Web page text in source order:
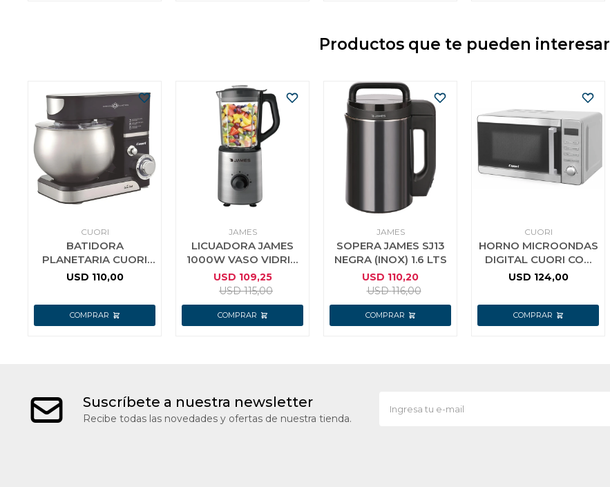
Productos que te pueden interesar
CUORI
BATIDORA
PLANETARIA CUORI
GRAN CHEF 4.4LTS
USD 110,00
JAMES
LICUADORA JAMES
1000W VASO VIDRIO
1.5 LT INOXIDABLE
LJVV F
USD 109,25
USD 115,00
JAMES
SOPERA JAMES SJ13
NEGRA (INOX) 1.6 LTS
USD 110,20
USD 116,00
CUORI
HORNO MICROONDAS
DIGITAL CUORI CON
GRILL 20LTS
USD 124,00
Suscríbete a nuestra newsletter
Recibe todas las novedades y ofertas de nuestra tienda.